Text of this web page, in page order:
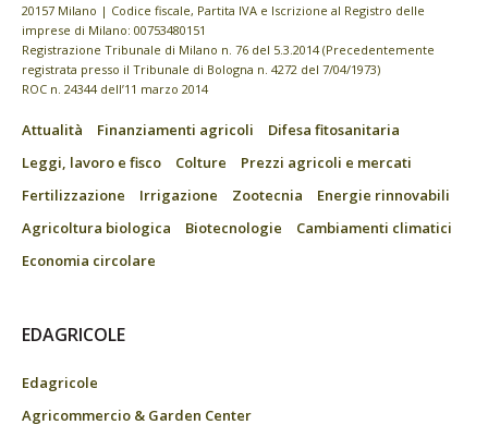
20157 Milano | Codice fiscale, Partita IVA e Iscrizione al Registro delle
imprese di Milano: 00753480151
Registrazione Tribunale di Milano n. 76 del 5.3.2014 (Precedentemente
registrata presso il Tribunale di Bologna n. 4272 del 7/04/1973)
ROC n. 24344 dell’11 marzo 2014
Attualità Finanziamenti agricoli
Difesa fitosanitaria
Leggi, lavoro e fisco
Colture
Prezzi agricoli e mercati
Fertilizzazione
Irrigazione Zootecnia
Energie rinnovabili
Agricoltura biologica
Biotecnologie
Cambiamenti climatici
Economia circolare
EDAGRICOLE
Edagricole
Agricommercio & Garden Center